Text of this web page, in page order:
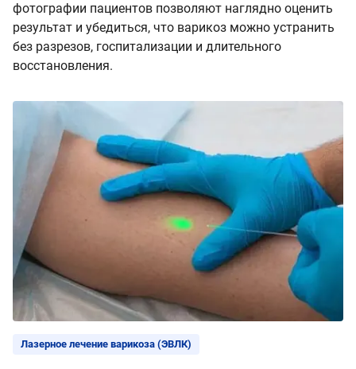
фотографии пациентов позволяют наглядно оценить
результат и убедиться, что варикоз можно устранить
без разрезов, госпитализации и длительного
восстановления.
Лазерное лечение варикоза (ЭВЛК)